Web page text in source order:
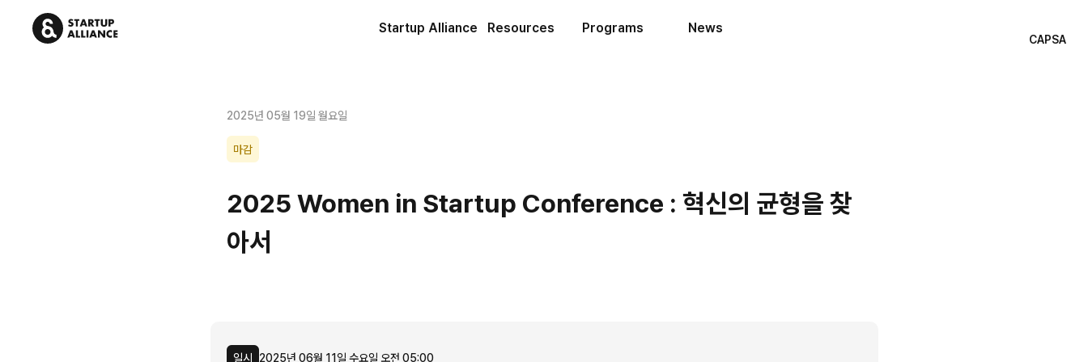
Startup Alliance Resources Programs News
CAPSA
2025년 05월 19일 월요일
마감
2025 Women in Startup Conference : 혁신의 균형을 찾
아서
일시 2025년 06월 11일 수요일 오전 05:00